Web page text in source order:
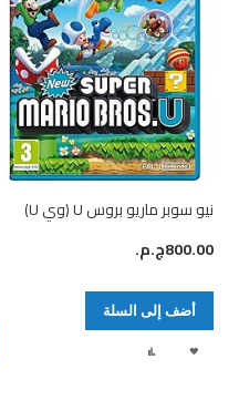
نيو سوبر ماريو بروس U (وي U)
800.00ج.م.‏
أضف إلى السلة
أضف